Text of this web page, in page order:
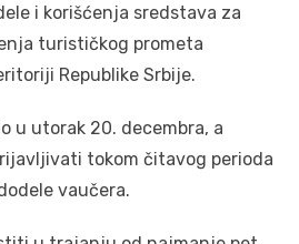
i korišćenja sredstava za
turističkog prometa
Republike Srbije.
u utorak 20. decembra, a
tokom čitavog perioda
vaučera.